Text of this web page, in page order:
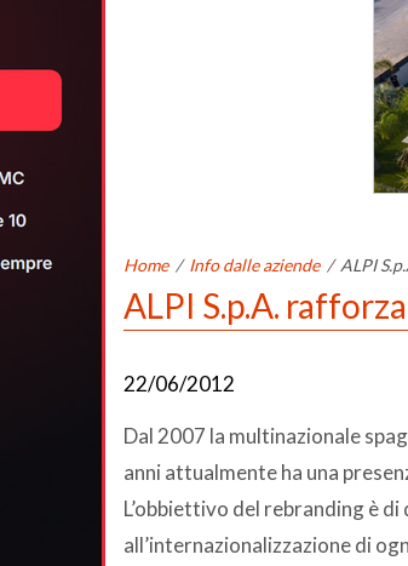
Home / Info dalle aziende / ALPI
ALPI S.p.A.
22/06/2012
Dal 2007 la multinazionale
anni attualmente ha una
L’obbiettivo del rebranding è
all’internazionalizzazione di